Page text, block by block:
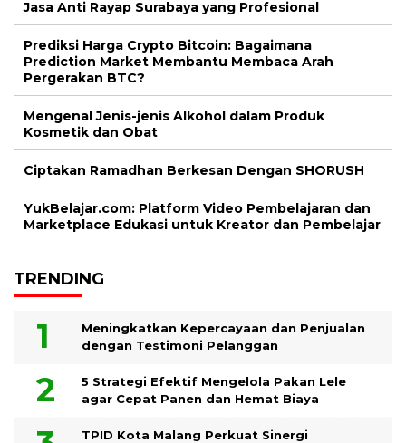
Jasa Anti Rayap Surabaya yang Profesional
Prediksi Harga Crypto Bitcoin: Bagaimana
Prediction Market Membantu Membaca Arah
Pergerakan BTC?
Mengenal Jenis-jenis Alkohol dalam Produk
Kosmetik dan Obat
Ciptakan Ramadhan Berkesan Dengan SHORUSH
YukBelajar.com: Platform Video Pembelajaran dan
Marketplace Edukasi untuk Kreator dan Pembelajar
TRENDING
Meningkatkan Kepercayaan dan Penjualan
dengan Testimoni Pelanggan
5 Strategi Efektif Mengelola Pakan Lele
agar Cepat Panen dan Hemat Biaya
TPID Kota Malang Perkuat Sinergi